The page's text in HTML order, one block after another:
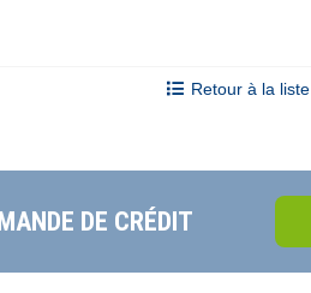
Retour à la liste
DE CRÉDIT